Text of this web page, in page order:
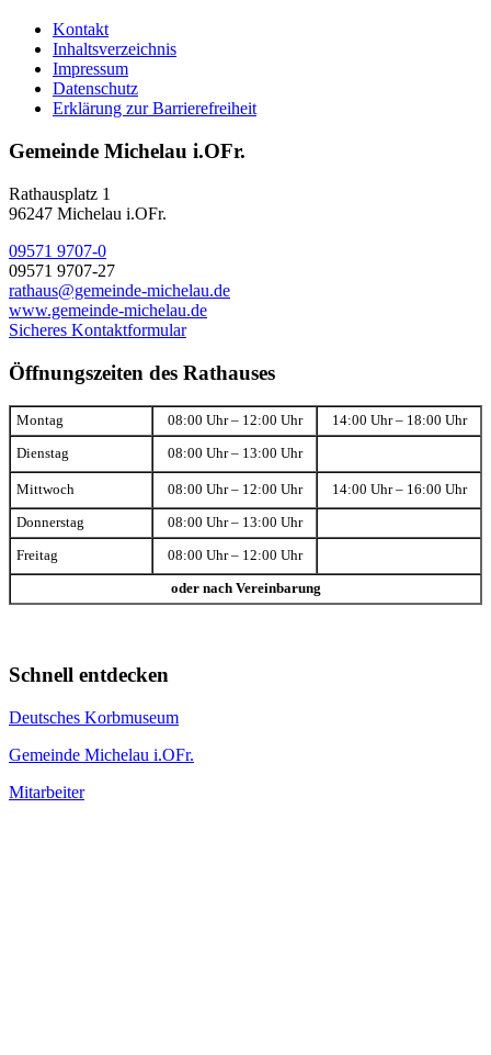
Kontakt
Inhaltsverzeichnis
Impressum
Datenschutz
Erklärung zur Barrierefreiheit
Gemeinde Michelau i.OFr.
Rathausplatz 1
96247 Michelau i.OFr.
09571 9707-0
09571 9707-27
rathaus@gemeinde-michelau.de
www.gemeinde-michelau.de
Sicheres Kontaktformular
Öffnungszeiten des Rathauses
Montag 08:00 Uhr – 12:00 Uhr 14:00 Uhr – 18:00 Uhr
Dienstag 08:00 Uhr – 13:00 Uhr
Mittwoch 08:00 Uhr – 12:00 Uhr 14:00 Uhr – 16:00 Uhr
Donnerstag 08:00 Uhr – 13:00 Uhr
Freitag 08:00 Uhr – 12:00 Uhr
oder nach Vereinbarung
Schnell entdecken
Deutsches Korbmuseum
Gemeinde Michelau i.OFr.
Mitarbeiter